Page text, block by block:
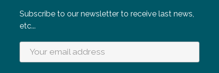
Subscribe to our newsletter to receive last news,
etc...